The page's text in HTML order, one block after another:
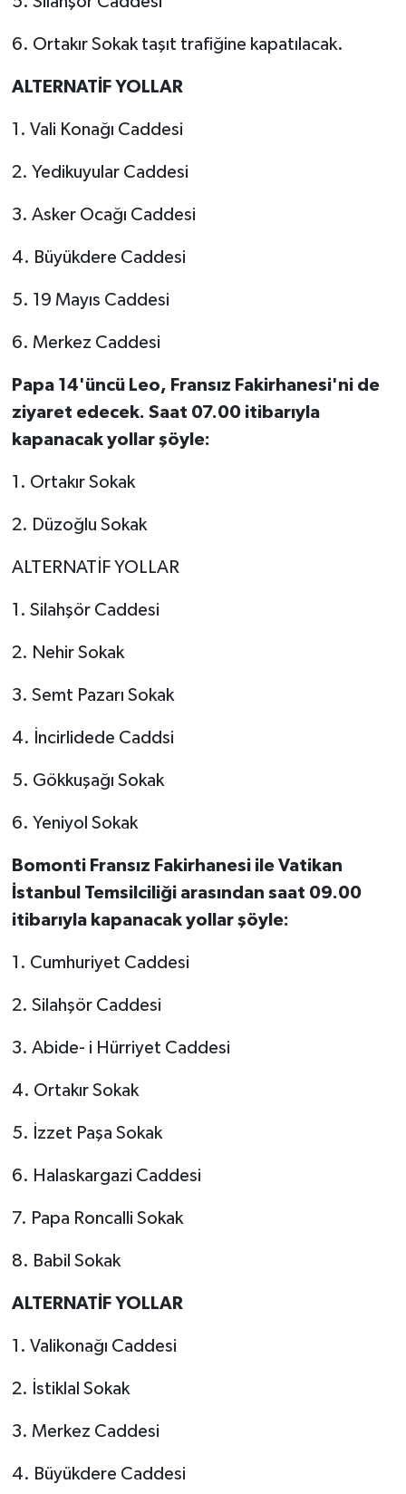
6. Ortakır Sokak taşıt trafiğine kapatılacak.
ALTERNATİF YOLLAR
1. Vali Konağı Caddesi
2. Yedikuyular Caddesi
3. Asker Ocağı Caddesi
4. Büyükdere Caddesi
5. 19 Mayıs Caddesi
6. Merkez Caddesi
Papa 14'üncü Leo, Fransız Fakirhanesi'ni de
ziyaret edecek. Saat 07.00 itibarıyla
kapanacak yollar şöyle:
1. Ortakır Sokak
2. Düzoğlu Sokak
ALTERNATİF YOLLAR
1. Silahşör Caddesi
2. Nehir Sokak
3. Semt Pazarı Sokak
4. İncirlidede Caddsi
5. Gökkuşağı Sokak
6. Yeniyol Sokak
Bomonti Fransız Fakirhanesi ile Vatikan
İstanbul Temsilciliği arasından saat 09.00
itibarıyla kapanacak yollar şöyle:
1. Cumhuriyet Caddesi
2. Silahşör Caddesi
3. Abide- i Hürriyet Caddesi
4. Ortakır Sokak
5. İzzet Paşa Sokak
6. Halaskargazi Caddesi
7. Papa Roncalli Sokak
8. Babil Sokak
ALTERNATİF YOLLAR
1. Valikonağı Caddesi
2. İstiklal Sokak
3. Merkez Caddesi
4. Büyükdere Caddesi